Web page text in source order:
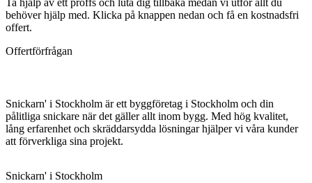
Ta hjälp av ett proffs och luta dig tillbaka medan vi utför allt du
behöver hjälp med. Klicka på knappen nedan och få en kostnadsfri
offert.
Offertförfrågan
Snickarn' i Stockholm är ett byggföretag i Stockholm och din
pålitliga snickare när det gäller allt inom bygg. Med hög kvalitet,
lång erfarenhet och skräddarsydda lösningar hjälper vi våra kunder
att förverkliga sina projekt.
Snickarn' i Stockholm